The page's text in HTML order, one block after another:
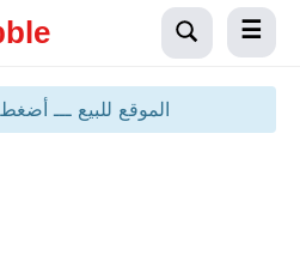
الموقع للبيع ـــ